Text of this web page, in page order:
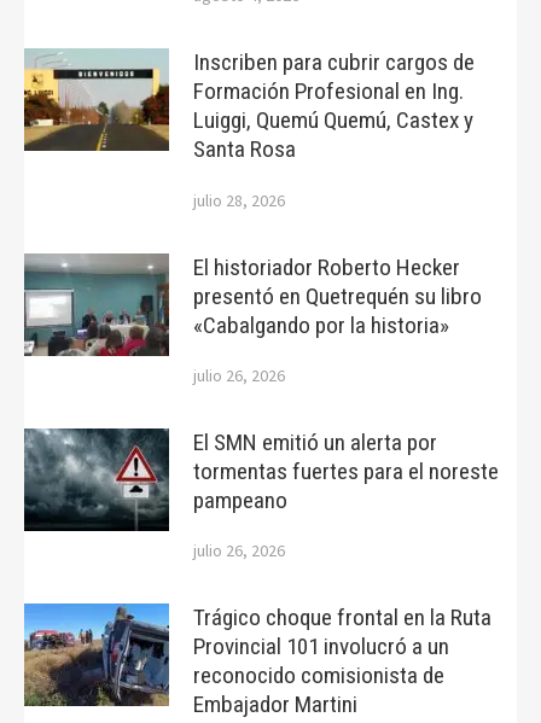
Inscriben para cubrir cargos de
Formación Profesional en Ing.
Luiggi, Quemú Quemú, Castex y
Santa Rosa
julio 28, 2026
El historiador Roberto Hecker
presentó en Quetrequén su libro
«Cabalgando por la historia»
julio 26, 2026
El SMN emitió un alerta por
tormentas fuertes para el noreste
pampeano
julio 26, 2026
Trágico choque frontal en la Ruta
Provincial 101 involucró a un
reconocido comisionista de
Embajador Martini